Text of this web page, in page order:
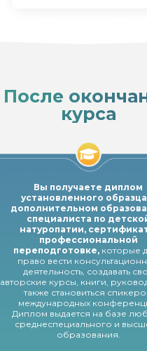
Вы получаете диплом
установленного
дополнительном
специалиста по
натуропатии,
профессиональной
переподготовке, которые
право вести
деятельность, создавать
авторские курсы, книги,
также становиться
международных
Диплом выдается на базе
среднеспециального и
образования.
После
курса